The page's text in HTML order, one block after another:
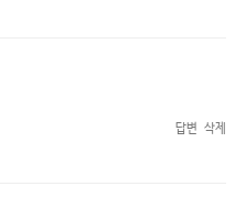
답변 삭제